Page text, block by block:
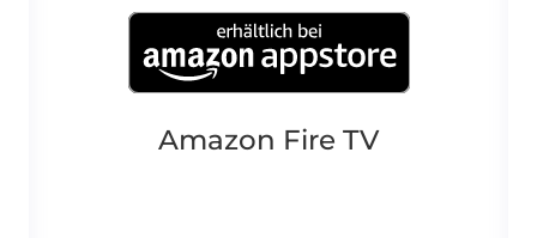
Amazon Fire TV